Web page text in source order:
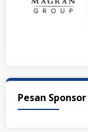
Pesan Sponsor